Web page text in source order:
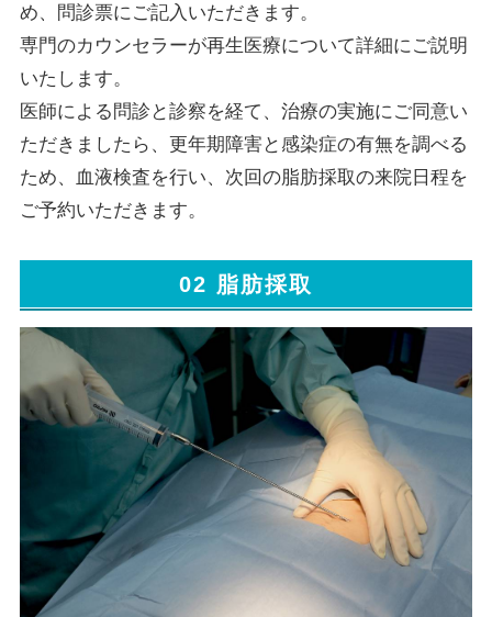
め、問診票にご記入いただきます。
専門のカウンセラーが再生医療について詳細にご説明
いたします。
医師による問診と診察を経て、治療の実施にご同意い
ただきましたら、更年期障害と感染症の有無を調べる
ため、血液検査を行い、次回の脂肪採取の来院日程を
ご予約いただきます。
02 脂肪採取